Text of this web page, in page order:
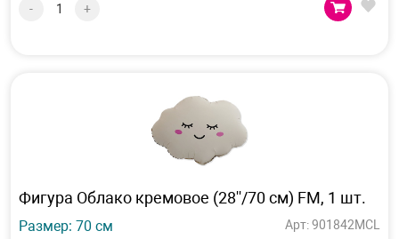
- +
Фигура Облако кремовое (28''/70 см) FM, 1 шт.
Размер: 70 см
Арт: 901842MCL